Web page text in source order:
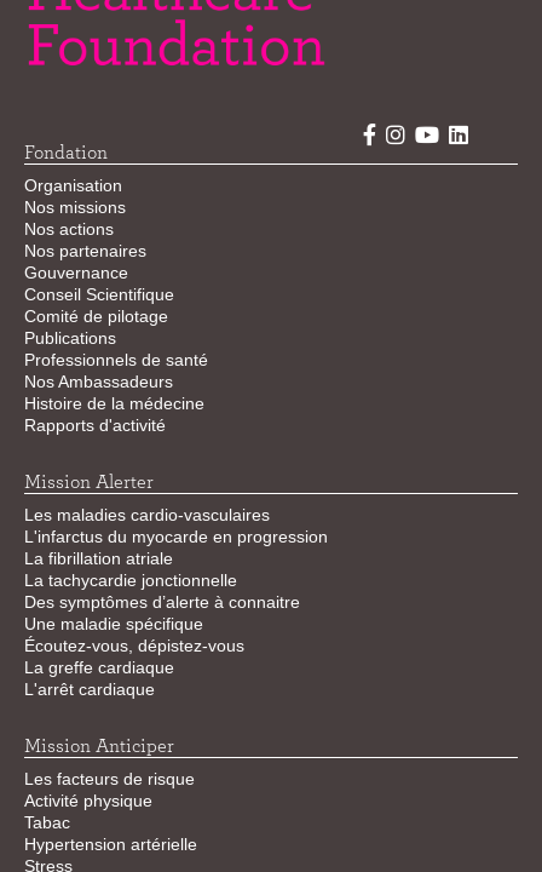
Fondation
Organisation
Nos missions
Nos actions
Nos partenaires
Gouvernance
Conseil Scientifique
Comité de pilotage
Publications
Professionnels de santé
Nos Ambassadeurs
Histoire de la médecine
Rapports d'activité
Mission Alerter
Les maladies cardio-vasculaires
L'infarctus du myocarde en progression
La fibrillation atriale
La tachycardie jonctionnelle
Des symptômes d’alerte à connaitre
Une maladie spécifique
Écoutez-vous, dépistez-vous
La greffe cardiaque
L'arrêt cardiaque
Mission Anticiper
Les facteurs de risque
Activité physique
Tabac
Hypertension artérielle
Stress